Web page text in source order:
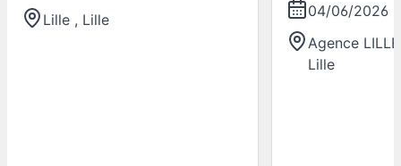
Lille , Lille 04/06/2026
Agence
Lille